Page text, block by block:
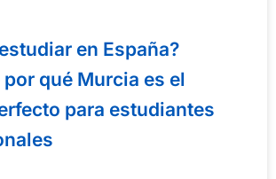
en España?
qué Murcia es el
para estudiantes